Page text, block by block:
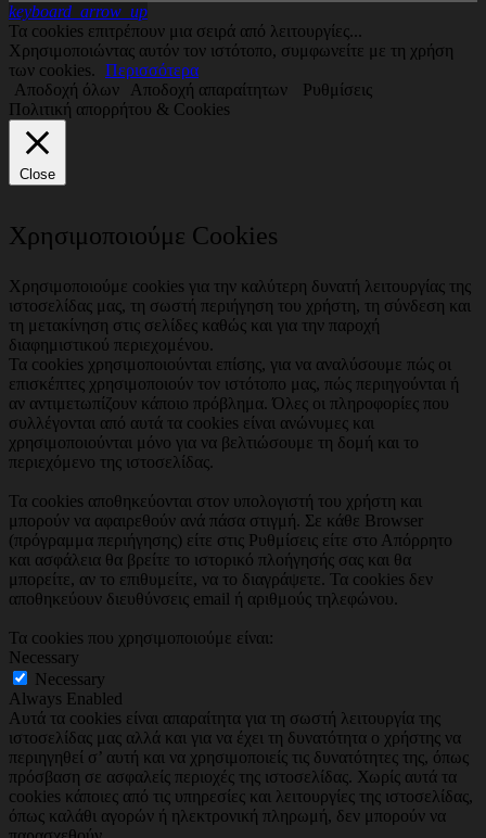
keyboard_arrow_up
Τα cookies επιτρέπουν μια σειρά από λειτουργίες...
Χρησιμοποιώντας αυτόν τον ιστότοπο, συμφωνείτε με τη χρήση
των cookies. Περισσότερα
Αποδοχή όλων
Αποδοχή απαραίτητων
Ρυθμίσεις
Πολιτική απορρήτου & Cookies
Close
Χρησιμοποιούμε Cookies
Χρησιμοποιούμε cookies για την καλύτερη δυνατή λειτουργίας της
ιστοσελίδας μας, τη σωστή περιήγηση του χρήστη, τη σύνδεση και
τη μετακίνηση στις σελίδες καθώς και για την παροχή
διαφημιστικού περιεχομένου.
Τα cookies χρησιμοποιούνται επίσης, για να αναλύσουμε πώς οι
επισκέπτες χρησιμοποιούν τον ιστότοπο μας, πώς περιηγούνται ή
αν αντιμετωπίζουν κάποιο πρόβλημα. Όλες οι πληροφορίες που
συλλέγονται από αυτά τα cookies είναι ανώνυμες και
χρησιμοποιούνται μόνο για να βελτιώσουμε τη δομή και το
περιεχόμενο της ιστοσελίδας.
Τα cookies αποθηκεύονται στον υπολογιστή του χρήστη και
μπορούν να αφαιρεθούν ανά πάσα στιγμή. Σε κάθε Browser
(πρόγραμμα περιήγησης) είτε στις Ρυθμίσεις είτε στο Απόρρητο
και ασφάλεια θα βρείτε το ιστορικό πλοήγησής σας και θα
μπορείτε, αν το επιθυμείτε, να το διαγράψετε. Τα cookies δεν
αποθηκεύουν διευθύνσεις email ή αριθμούς τηλεφώνου.
Τα cookies που χρησιμοποιούμε είναι:
Necessary
Necessary
Always Enabled
Αυτά τα cookies είναι απαραίτητα για τη σωστή λειτουργία της
ιστοσελίδας μας αλλά και για να έχει τη δυνατότητα ο χρήστης να
περιηγηθεί σ’ αυτή και να χρησιμοποιείς τις δυνατότητες της, όπως
πρόσβαση σε ασφαλείς περιοχές της ιστοσελίδας. Χωρίς αυτά τα
cookies κάποιες από τις υπηρεσίες και λειτουργίες της ιστοσελίδας,
όπως καλάθι αγορών ή ηλεκτρονική πληρωμή, δεν μπορούν να